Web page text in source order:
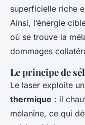
superficielle riche
Ainsi, l’énergie
où se trouve la
dommages
Le principe de
Le laser exploite
thermique : il
mélanine, ce qui